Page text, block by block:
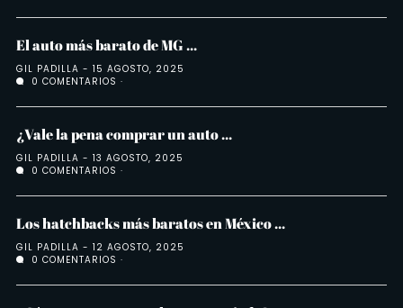
El auto más barato de MG ...
GIL PADILLA
15 AGOSTO, 2025
0 COMENTARIOS
¿Vale la pena comprar un auto ...
GIL PADILLA
13 AGOSTO, 2025
0 COMENTARIOS
Los hatchbacks más baratos en México ...
GIL PADILLA
12 AGOSTO, 2025
0 COMENTARIOS